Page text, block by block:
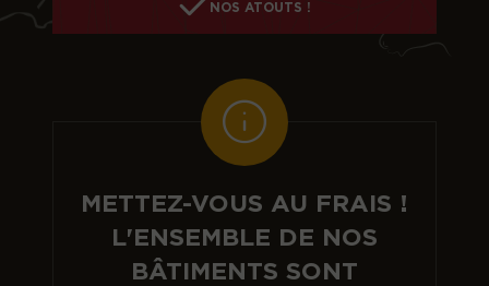
NOS ATOUTS !
METTEZ-VOUS AU FRAIS !
L'ENSEMBLE DE NOS
BÂTIMENTS SONT